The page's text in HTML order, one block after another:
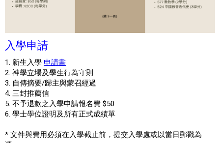
入學申請
1. 新生入學 申請書
2. 神學立場及學生行為守則
3. 自傳摘要/歸主與蒙召經過
4. 三封推薦信
5. 不予退款之入學申請報名費 $50
6. 學士學位證明及所有正式成績單
* 文件與費用必須在入學截止前，提交入學處或以當日郵戳為